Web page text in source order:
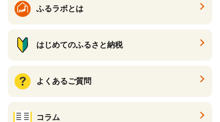
ふるラボとは
はじめてのふるさと納税
よくあるご質問
コラム